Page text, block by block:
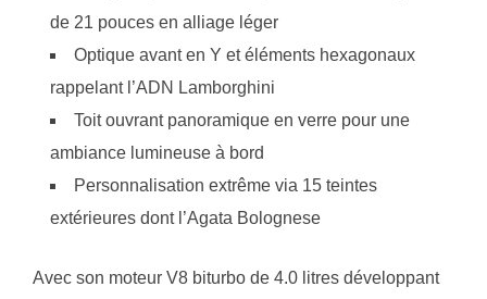
de 21 pouces en alliage léger
Optique avant en Y et éléments hexagonaux
rappelant l’ADN Lamborghini
Toit ouvrant panoramique en verre pour une
ambiance lumineuse à bord
Personnalisation extrême via 15 teintes
extérieures dont l’Agata Bolognese
Avec son moteur V8 biturbo de 4.0 litres développant